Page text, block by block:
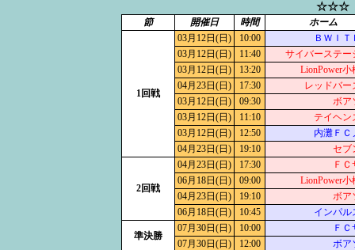
☆☆☆
節 開催日 時間 ホーム
1回戦
03月12日(日) 10:00
ＢＷＩＴ
03月12日(日)
11:40
サイバーステー
03月12日(日)
13:20
LionPower小
04月23日(日)
17:30
レッドバー
03月12日(日)
09:30
ボア
03月12日(日)
11:10
テイヘン
03月12日(日)
12:50
内灘ＦＣ
04月23日(日)
19:10 セブ
2回戦
04月23日(日) 17:30
Ｆ
06月18日(日)
09:00
LionPower小
04月23日(日)
19:10
ボア
06月18日(日)
10:45 インパル
準決勝
07月30日(日) 10:00
Ｆ
07月30日(日)
12:00
ボア